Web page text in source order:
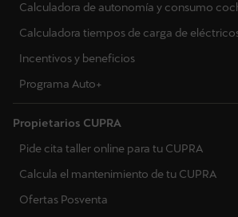
Calculadora de autonomía y consumo
Calculadora tiempos de carga de
Incentivos y beneficios
Programa Auto+
Propietarios CUPRA
Pide cita taller online para tu CUPRA
Calcula el mantenimiento de tu CUPRA
Ofertas Posventa